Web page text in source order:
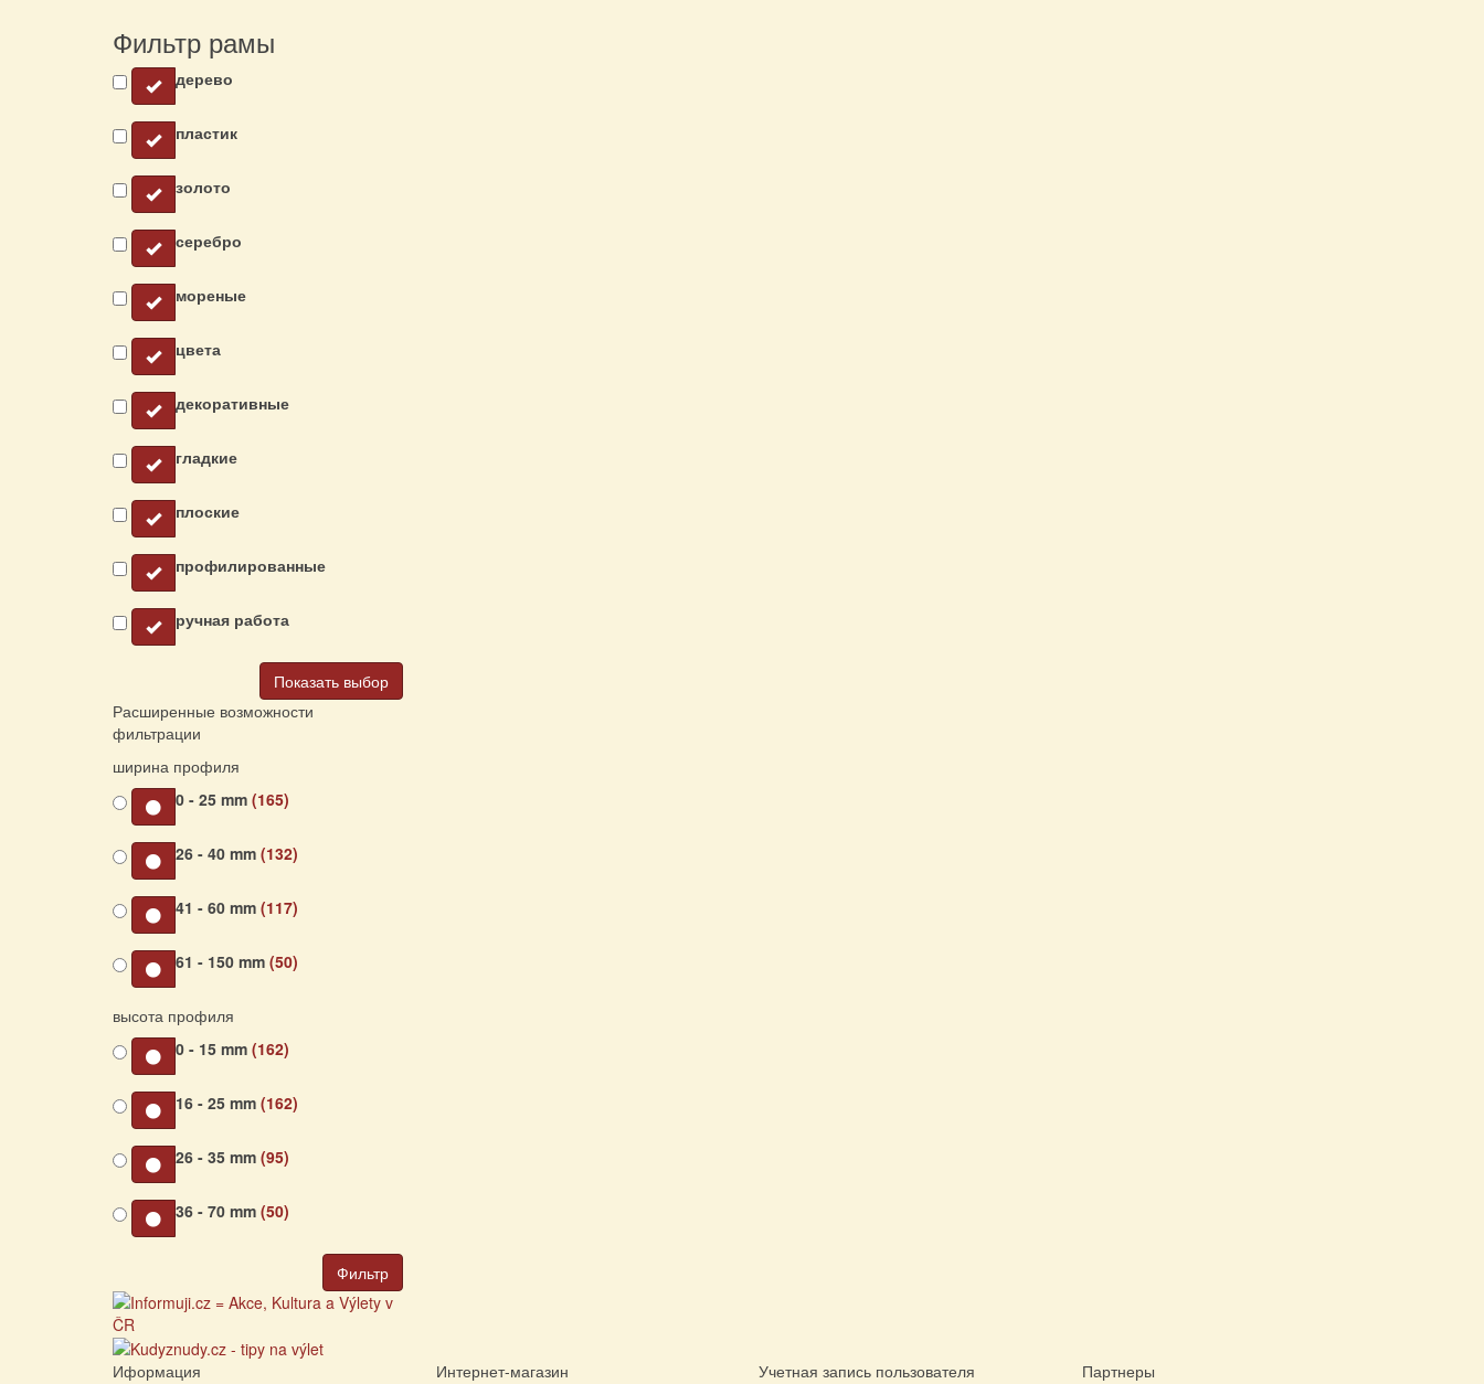
Фильтр рамы
дерево
пластик
золото
серебро
мореные
цвета
декоративные
гладкие
плоские
профилированные
ручная работа
Показать выбор
Расширенные возможности
фильтрации
ширина профиля
0 - 25 mm (165)
26 - 40 mm (132)
41 - 60 mm (117)
61 - 150 mm (50)
высота профиля
0 - 15 mm (162)
16 - 25 mm (162)
26 - 35 mm (95)
36 - 70 mm (50)
Фильтр
Иформация Интернет-магазин Учетная запись пользователя Партнеры